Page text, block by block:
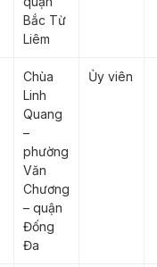
Bắc Từ
Liêm
Chùa
Linh
Quang
–
phường
Văn
Chương
– quận
Đống
Đa
Ủy viên